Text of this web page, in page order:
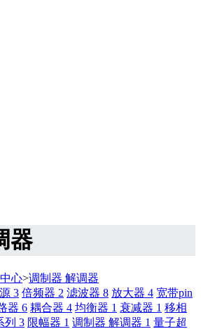
器
心>调制器 解调器
3 倍频器 2 滤波器 8 放大器 4 宽带pin
器 6 耦合器 4 均衡器 1 衰减器 1 移相
列 3 限幅器 1 调制器 解调器 1 量子超